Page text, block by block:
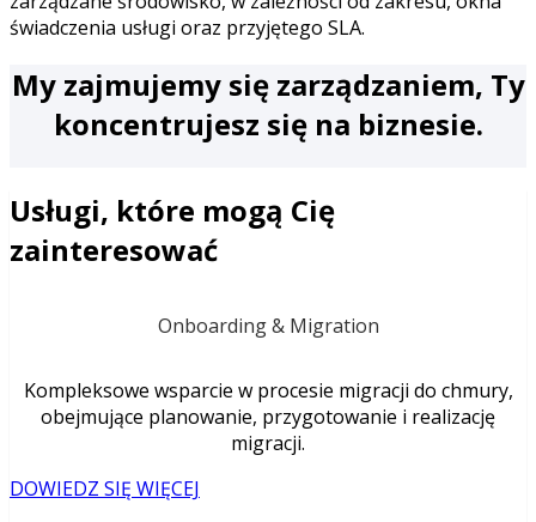
świadczenia usługi oraz przyjętego SLA.
My zajmujemy się zarządzaniem, Ty
koncentrujesz się na biznesie.
Usługi, które mogą Cię
zainteresować
Onboarding & Migration
Kompleksowe wsparcie w procesie migracji do chmury,
obejmujące planowanie, przygotowanie i realizację
migracji.
DOWIEDZ SIĘ WIĘCEJ